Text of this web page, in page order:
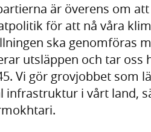
är överens om
för att nå våra
ska genomföras
utsläppen och tar oss
Vi gör grovjobbet som
infrastruktur i vårt land,